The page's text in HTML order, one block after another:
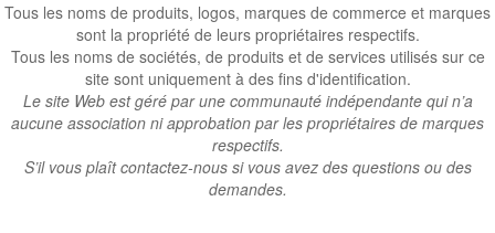
Tous les noms de produits, logos, marques de commerce et marques
sont la propriété de leurs propriétaires respectifs.
Tous les noms de sociétés, de produits et de services utilisés sur ce
site sont uniquement à des fins d'identification.
Le site Web est géré par une communauté indépendante qui n’a
aucune association ni approbation par les propriétaires de marques
respectifs.
S’il vous plaît contactez-nous si vous avez des questions ou des
demandes.